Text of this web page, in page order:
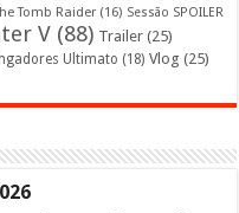
Tomb Raider (16) Sessão SPOILER
V (88) Trailer (25)
Ultimato (18) Vlog (25)